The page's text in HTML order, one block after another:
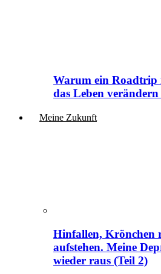
Warum ein Roadtrip
das Leben
Meine Zukunft
Hinfallen, Krönchen
aufstehen. Meine
wieder raus (Teil 2)